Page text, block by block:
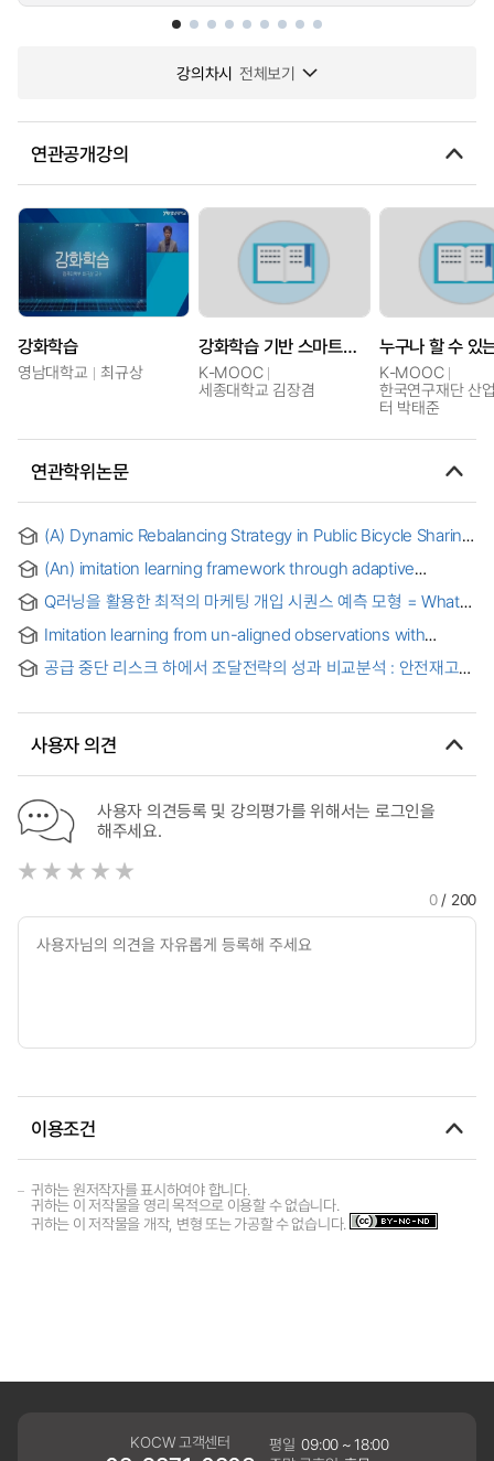
강의차시 전체보기
연관공개강의
강화학습
영남대학교 최규상
강화학습 기반 스마트팩토리 운영방법
K-MOOC
세종대학교 김장겸
K-MOOC
한국연구재단 산
터 박태준
연관학위논문
(A) Dynamic Rebalancing Strategy in Public Bicycle Sharing
Reinforcement Learning
(An) imitation learning framework through adaptive
Q러닝을 활용한 최적의 마케팅 개입 시퀀스 예측 모형 = What
Imitation learning from un-aligned observations with
공급 중단 리스크 하에서 조달전략의 성과 비교분석 : 안전재고
사용자 의견
사용자 의견등록 및 강의평가를 위해서는 로그인을
해주세요.
0/ 200
이용조건
귀하는 원저작자를 표시하여야 합니다.
귀하는 이 저작물을 영리 목적으로 이용할 수 없습니다.
귀하는 이 저작물을 개작, 변형 또는 가공할 수 없습니다.
KOCW 고객센터 평일 09:00 ~ 18:00